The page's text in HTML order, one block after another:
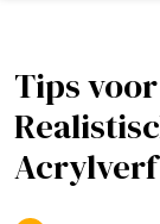
Tips
Acrylverf